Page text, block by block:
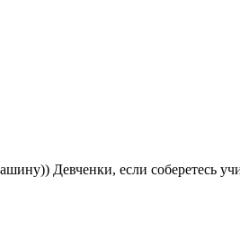
Девченки, если соберетесь